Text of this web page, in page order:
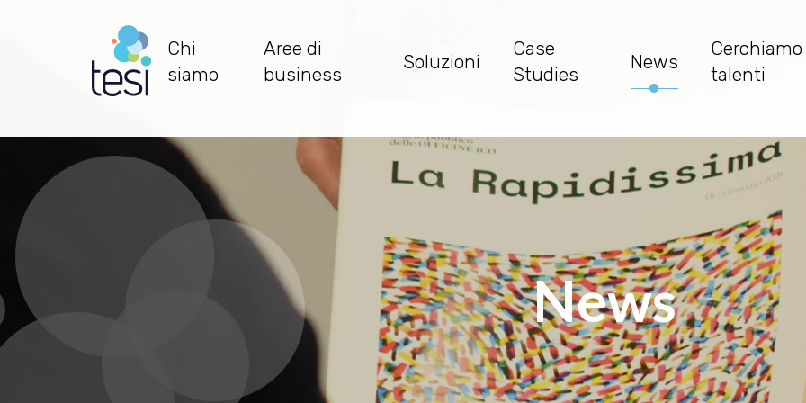
Navigazione
Chi
siamo
Aree di
business
Soluzioni
Case
Studies
News
Cerchiamo
talenti
News